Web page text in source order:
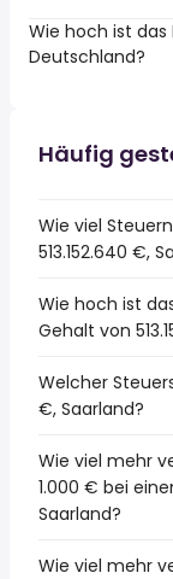
Wie hoch ist
Deutschland?
Häufig
Wie viel
513.152.640 €,
Wie hoch ist
Gehalt von
Welcher
€, Saarland?
Wie viel mehr
1.000 € bei
Saarland?
Wie viel mehr